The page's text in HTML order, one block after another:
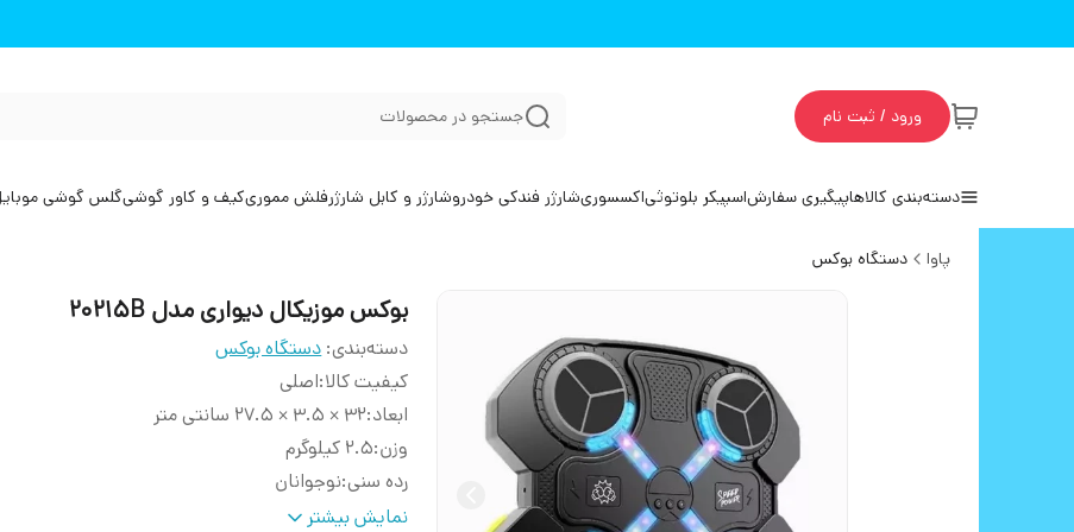
ورود / ثبت نام جستجو در محصولات
دسته‌بندی کالاهاپیگیری سفارشاسپیکر بلوتوثیاکسسوریشارژر فندکی خودروشارژر و کابل شارژرفلش مموریکیف و کاور گوشیگلس گوشی
پاوا دستگاه بوکس
بوکس موزیکال دیواری مدل 20215B
دسته‌بندی:دستگاه بوکس
کیفیت کالا:اصلی
ابعاد:32 × 3.5 × 27.5 سانتی‌ متر
وزن:2.5 کیلوگرم
رده سنی:نوجوانان
نوع
دستگاه بوکس هوشمند الکترونیکی با قابلیتنمایش بیشتر